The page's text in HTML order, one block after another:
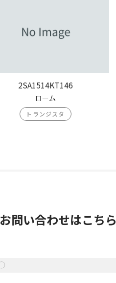
2SA1514KT146
ローム
トランジスタ
お問い合わせはこちら